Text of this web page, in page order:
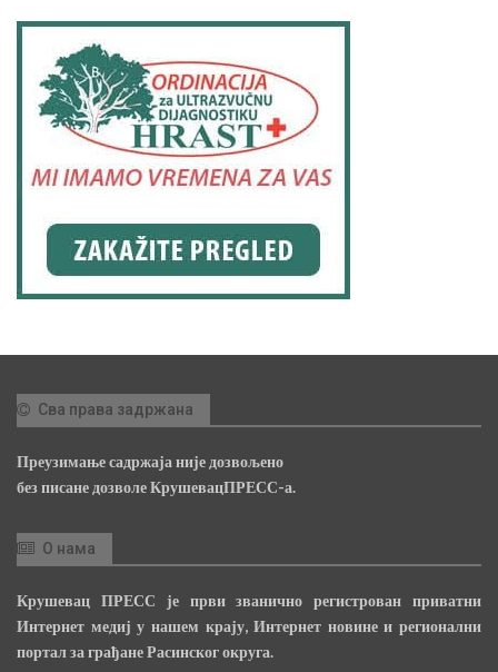
Сва права задржана
Преузимање садржаја није дозвољено
без писане дозволе КрушевацПРЕСС-а.
О нама
Крушевац ПРЕСС је први званично регистрован приватни
Интернет медиј у нашем крају, Интернет новине и регионални
портал за грађане Расинског округа.